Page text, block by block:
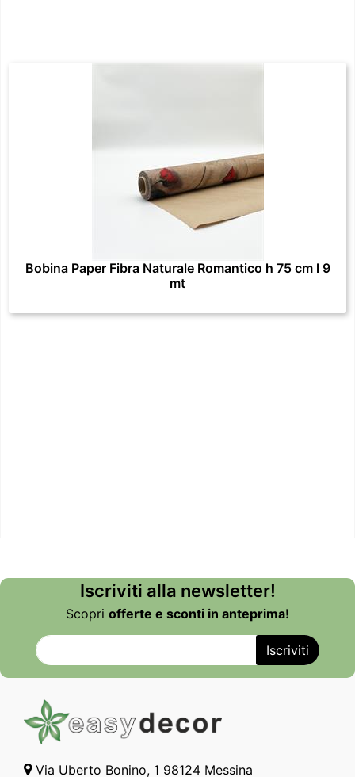
Bobina Paper Fibra Naturale Romantico h 75 cm l 9
mt
Iscriviti alla newsletter!
Scopri offerte e sconti in anteprima!
Via Uberto Bonino, 1 98124 Messina